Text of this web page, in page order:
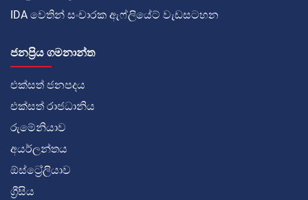
IDA වෙතින් සංචාරක ඇෆ්ලියේට් වැඩසටහන
ජනප්‍රිය ගමනාන්ත
එක්සත් ජනපදය
එක්සත් රාජධානිය
රුමේනියාව
අයර්ලන්තය
ඕස්ට්‍රේලියාව
ග්‍රීසිය